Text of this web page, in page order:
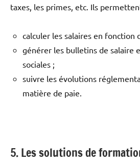
taxes, les primes, etc. Ils
calculer les salaires en fonction
générer les bulletins de salaire
sociales ;
suivre les évolutions
matière de paie.
5. Les solutions de